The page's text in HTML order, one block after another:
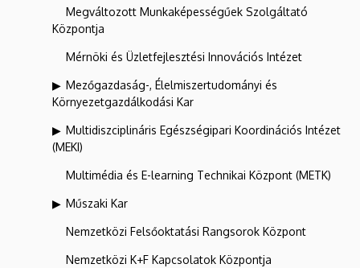
Megváltozott Munkaképességűek Szolgáltató
Központja
Mérnöki és Üzletfejlesztési Innovációs Intézet
Mezőgazdaság-, Élelmiszertudományi és
Környezetgazdálkodási Kar
Multidiszciplináris Egészségipari Koordinációs Intézet
(MEKI)
Multimédia és E-learning Technikai Központ (METK)
Műszaki Kar
Nemzetközi Felsőoktatási Rangsorok Központ
Nemzetközi K+F Kapcsolatok Központja